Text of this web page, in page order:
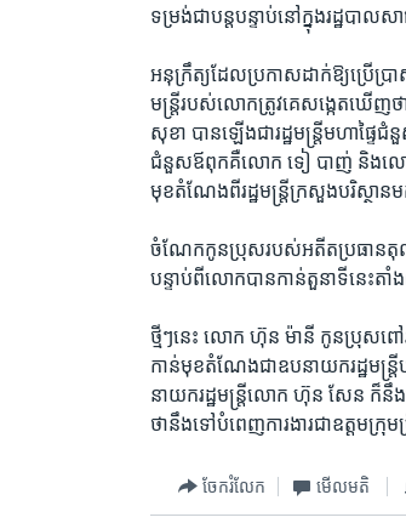
ទម្រង់​ជា​បន្ត​បន្ទាប់​នៅ​ក្នុង​រដ្ឋបា
អនុក្រឹត្យ​ដែល​ប្រកាស​ដាក់​ឱ្យ​ប្រើប្
មន្ត្រី​របស់​លោកត្រូវ​គេ​សង្កេត​ឃើញ​
សុខា​ បាន​ឡើង​ជា​រដ្ឋមន្ត្រី​មហាផ្ទ
ជំនួស​ឪពុក​គឺ​លោក​ ទៀ បាញ់ ​និង​លោ
មុខ​តំណែង​ពី​រដ្ឋមន្ត្រី​ក្រសួង​បរិស្ថាន​
ចំណែក​កូន​ប្រុស​របស់​អតីត​ប្រធាន​តុ
បន្ទាប់​ពី​លោក​បាន​កាន់​តួនាទី​នេះ​តាំ
ថ្មីៗ​នេះ​ លោក ​ហ៊ុន ម៉ានី​ កូនប្រុស​ព
កាន់​មុខ​តំណែង​ជា​ឧបនាយក​រដ្ឋមន្ត្
នាយក​រដ្ឋមន្ត្រី​លោក ​ហ៊ុន សែន​ ក៏​
ថានឹង​ទៅ​បំពេញ​ការងារ​ជាឧត្តម​ក្រុម​
ចែករំលែក មើល​មតិ